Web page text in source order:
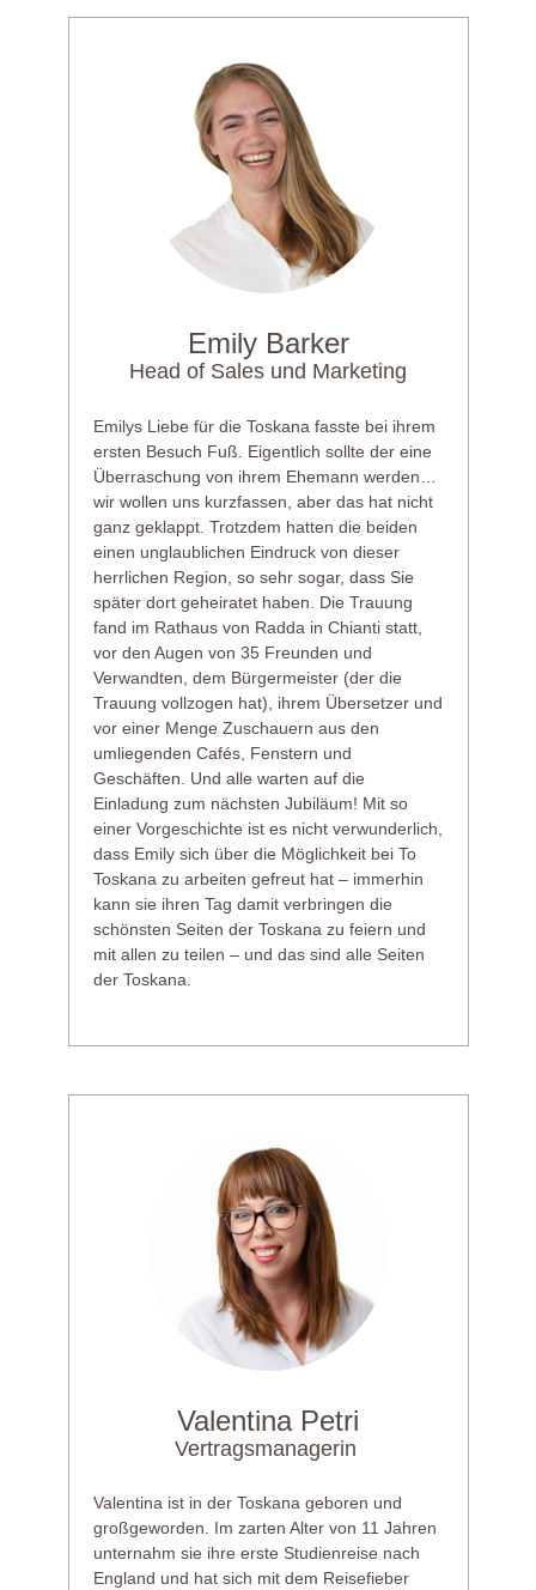
Emily Barker
Head of Sales und Marketing
Emilys Liebe für die Toskana fasste bei ihrem
ersten Besuch Fuß. Eigentlich sollte der eine
Überraschung von ihrem Ehemann werden…
wir wollen uns kurzfassen, aber das hat nicht
ganz geklappt. Trotzdem hatten die beiden
einen unglaublichen Eindruck von dieser
herrlichen Region, so sehr sogar, dass Sie
später dort geheiratet haben. Die Trauung
fand im Rathaus von Radda in Chianti statt,
vor den Augen von 35 Freunden und
Verwandten, dem Bürgermeister (der die
Trauung vollzogen hat), ihrem Übersetzer und
vor einer Menge Zuschauern aus den
umliegenden Cafés, Fenstern und
Geschäften. Und alle warten auf die
Einladung zum nächsten Jubiläum! Mit so
einer Vorgeschichte ist es nicht verwunderlich,
dass Emily sich über die Möglichkeit bei To
Toskana zu arbeiten gefreut hat – immerhin
kann sie ihren Tag damit verbringen die
schönsten Seiten der Toskana zu feiern und
mit allen zu teilen – und das sind alle Seiten
der Toskana.
Valentina Petri
Vertragsmanagerin
Valentina ist in der Toskana geboren und
großgeworden. Im zarten Alter von 11 Jahren
unternahm sie ihre erste Studienreise nach
England und hat sich mit dem Reisefieber